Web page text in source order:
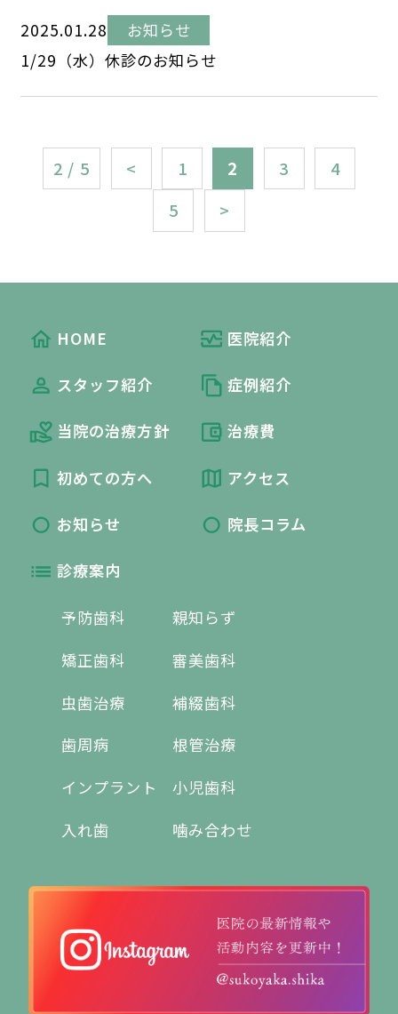
2025.01.28
お知らせ
1/29（水）休診のお知らせ
2 / 5 < 1 2 3
4
5
>
HOME
スタッフ紹介
当院の治療方針
初めての方へ
お知らせ
医院紹介
症例紹介
治療費
アクセス
院長コラム
診療案内
予防歯科
矯正歯科
虫歯治療
歯周病
インプラント
入れ歯
親知らず
審美歯科
補綴歯科
根管治療
小児歯科
噛み合わせ